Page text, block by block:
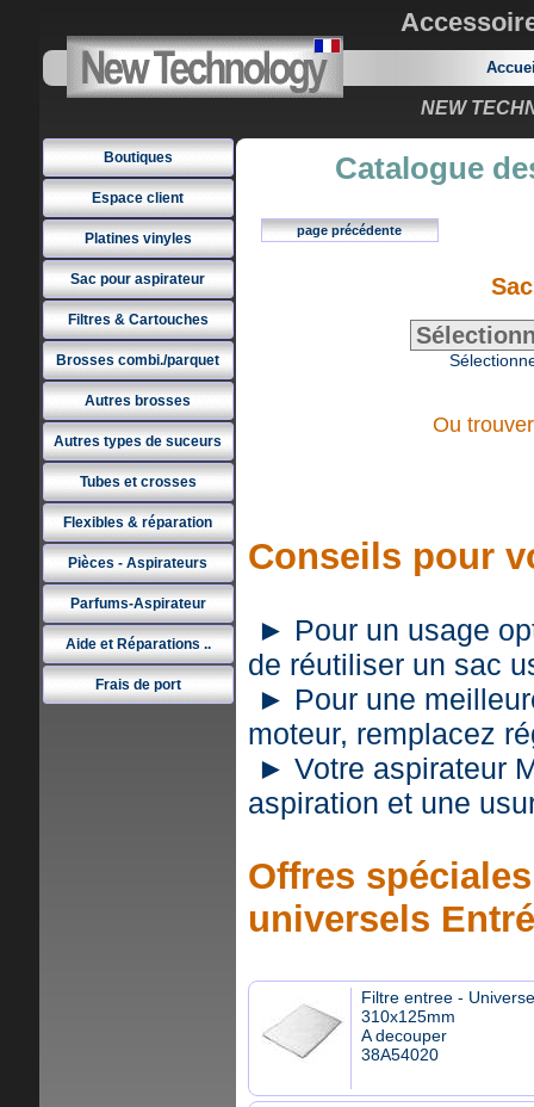
NEW
Boutiques
Espace client
Platines vinyles
Sac pour aspirateur
Filtres & Cartouches
Brosses combi./parquet
Autres brosses
Autres types de suceurs
Tubes et crosses
Flexibles & réparation
Pièces - Aspirateurs
Parfums-Aspirateur
Aide et Réparations ..
Frais de port
Catalogue
page précédente
Ou
Conseils pour
► Pour un usage
de réutiliser un sac
► Pour une
moteur, remplacez
► Votre aspirateur
aspiration et une
Offres
universels
Filtre entree -
310x125mm
A decouper
38A54020